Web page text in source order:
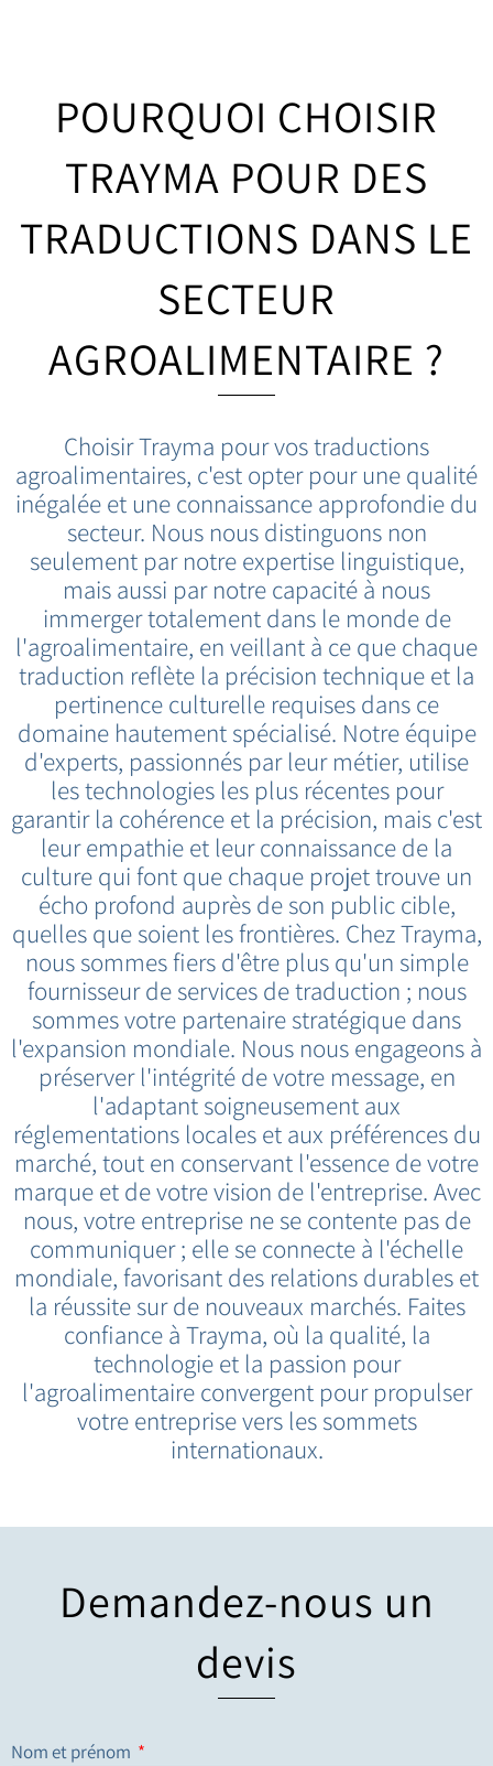
POURQUOI CHOISIR
TRAYMA POUR DES
TRADUCTIONS DANS LE
SECTEUR
AGROALIMENTAIRE ?
Choisir Trayma pour vos traductions
agroalimentaires, c'est opter pour une qualité
inégalée et une connaissance approfondie du
secteur. Nous nous distinguons non
seulement par notre expertise linguistique,
mais aussi par notre capacité à nous
immerger totalement dans le monde de
l'agroalimentaire, en veillant à ce que chaque
traduction reflète la précision technique et la
pertinence culturelle requises dans ce
domaine hautement spécialisé. Notre équipe
d'experts, passionnés par leur métier, utilise
les technologies les plus récentes pour
garantir la cohérence et la précision, mais c'est
leur empathie et leur connaissance de la
culture qui font que chaque projet trouve un
écho profond auprès de son public cible,
quelles que soient les frontières. Chez Trayma,
nous sommes fiers d'être plus qu'un simple
fournisseur de services de traduction ; nous
sommes votre partenaire stratégique dans
l'expansion mondiale. Nous nous engageons à
préserver l'intégrité de votre message, en
l'adaptant soigneusement aux
réglementations locales et aux préférences du
marché, tout en conservant l'essence de votre
marque et de votre vision de l'entreprise. Avec
nous, votre entreprise ne se contente pas de
communiquer ; elle se connecte à l'échelle
mondiale, favorisant des relations durables et
la réussite sur de nouveaux marchés. Faites
confiance à Trayma, où la qualité, la
technologie et la passion pour
l'agroalimentaire convergent pour propulser
votre entreprise vers les sommets
internationaux.
Demandez-nous un
devis
Nom et prénom